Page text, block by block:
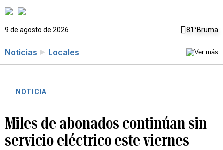
9 de agosto de 2026 81°Bruma
Noticias Locales
NOTICIA
Miles de abonados continúan sin
servicio eléctrico este viernes